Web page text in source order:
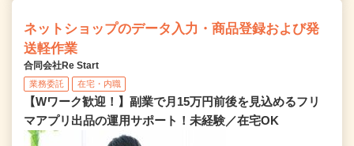
ネットショップのデータ入力・商品登録および発
送軽作業
合同会社Re Start
業務委託 在宅・内職
【Wワーク歓迎！】副業で月15万円前後を見込めるフリ
マアプリ出品の運用サポート！未経験／在宅OK